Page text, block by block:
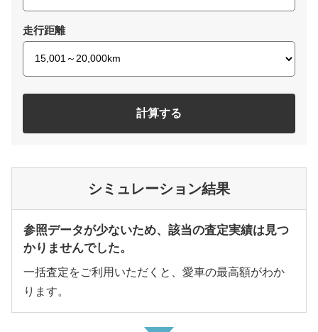
走行距離
計算する
シミュレーション結果
参照データが少ないため、該当の査定実績は見つ
かりませんでした。
一括査定をご利用いただくと、愛車の最高額がわか
ります。